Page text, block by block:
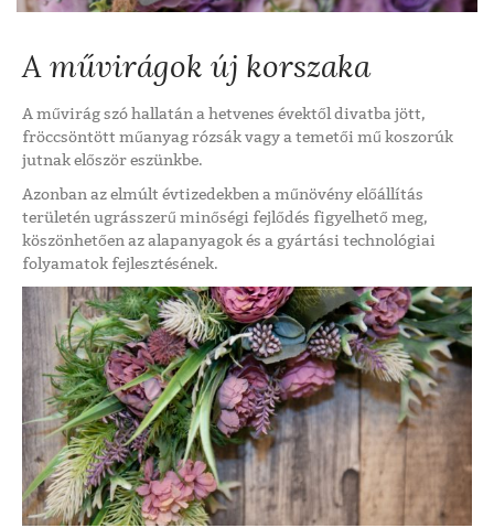
A művirágok új korszaka
A művirág szó hallatán a hetvenes évektől divatba jött,
fröccsöntött műanyag rózsák vagy a temetői mű koszorúk
jutnak először eszünkbe.
Azonban az elmúlt évtizedekben a műnövény előállítás
területén ugrásszerű minőségi fejlődés figyelhető meg,
köszönhetően az alapanyagok és a gyártási technológiai
folyamatok fejlesztésének.